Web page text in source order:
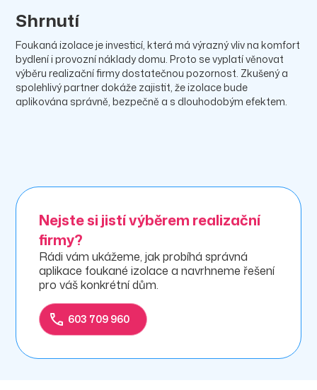
Shrnutí
Foukaná izolace je investicí, která má výrazný vliv na komfort
bydlení i provozní náklady domu. Proto se vyplatí věnovat
výběru realizační firmy dostatečnou pozornost. Zkušený a
spolehlivý partner dokáže zajistit, že izolace bude
aplikována správně, bezpečně a s dlouhodobým efektem.
Nejste si jistí výběrem realizační
firmy?
Rádi vám ukážeme, jak probíhá správná
aplikace foukané izolace a navrhneme řešení
pro váš konkrétní dům.
603 709 960